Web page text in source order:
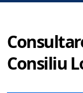
Consiliu